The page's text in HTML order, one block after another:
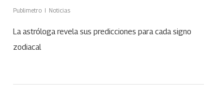
Publimetro Noticias
La astróloga revela sus predicciones para cada signo
zodiacal